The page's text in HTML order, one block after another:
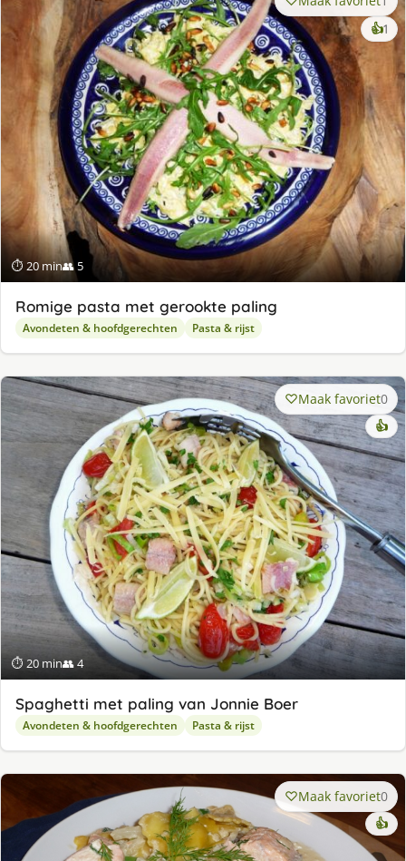
⏱ 20 min👥 5
👍1
Romige pasta met gerookte paling
Avondeten & hoofdgerechten Pasta & rijst
⏱ 20 min👥 4
Maak favoriet0
👍
Spaghetti met paling van Jonnie Boer
Avondeten & hoofdgerechten Pasta & rijst
Maak favoriet0
👍